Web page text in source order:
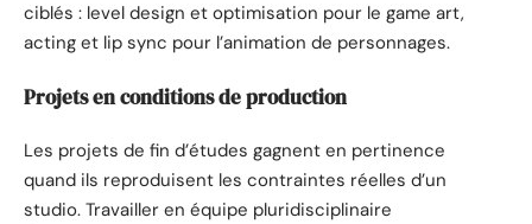
ciblés : level design et optimisation pour le game art,
acting et lip sync pour l’animation de personnages.
Projets en conditions de production
Les projets de fin d’études gagnent en pertinence
quand ils reproduisent les contraintes réelles d’un
studio. Travailler en équipe pluridisciplinaire